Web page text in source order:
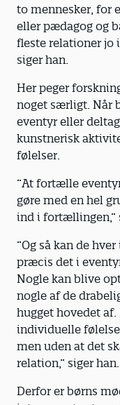
to mennesker, for
eller pædagog og
fleste relationer jo
siger han.
Her peger
noget særligt. Når
eventyr eller
kunstnerisk
følelser.
”At fortælle
gøre med en hel
ind i fortællingen,”
”Og så kan de
præcis det i
Nogle kan blive
nogle af de
hugget hovedet af.
individuelle
men uden at det
relation,” siger han.
Derfor er børns